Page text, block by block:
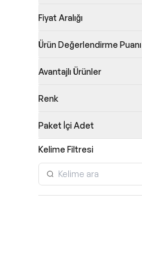
Fiyat Aralığı
Ürün Değerlendirme Puanı
Avantajlı Ürünler
Renk
Paket İçi Adet
Kelime Filtresi